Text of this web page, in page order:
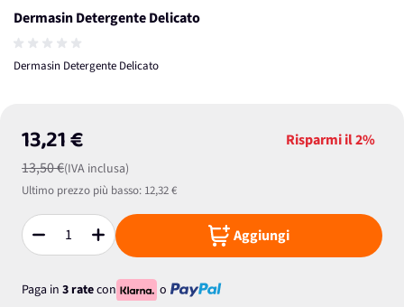
Dermasin Detergente Delicato
Dermasin Detergente Delicato
13,21 €
13,50 €(IVA inclusa)
Risparmi il2%
Ultimo prezzo più basso: 12,32 €
Quantità Aggiungi
Paga in 3 ratecon
o